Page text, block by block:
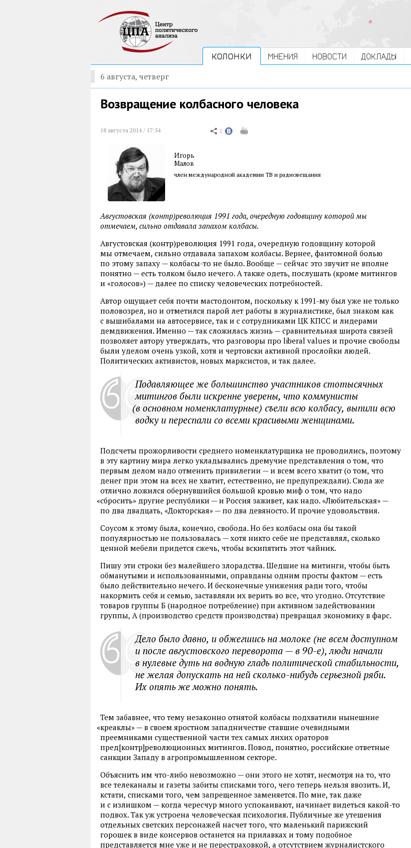
КОЛОНКИ МНЕНИЯ НОВОСТИ ДОКЛАДЫ
6 августа, четверг
Возвращение колбасного человека
18 августа 2014 / 17:54
Игорь
Малов
член международной академии ТВ и радиовещания
Августовская (контр)революция 1991 года, очередную годовщину которой мы
отмечаем, сильно отдавала запахом колбасы.
Августовская (контр)революция 1991 года, очередную годовщину которой
мы отмечаем, сильно отдавала запахом колбасы. Вернее, фантомной болью
по этому запаху — колбасы-то не было. Вообще — сейчас это звучит не вполне
понятно — есть толком было нечего. А также одеть, послушать (кроме митингов
и «голосов») — далее по списку человеческих потребностей.
Автор ощущает себя почти мастодонтом, поскольку к 1991-му был уже не только
половозрел, но и отметился парой лет работы в журналистике, был знаком как
с вышибалами на автосервисе, так и с сотрудниками ЦК КПСС и лидерами
демдвижения. Именно — так сложилась жизнь — сравнительная широта связей
позволяет автору утверждать, что разговоры про liberal values и прочие свободы
были уделом очень узкой, хотя и чертовски активной прослойки людей.
Политических активистов, новых марксистов, и так далее.
Подавляющее же большинство участников стотысячных
митингов были искренне уверены, что коммунисты
(в основном номенклатурные) съели всю колбасу, выпили всю
водку и переспали со всеми красивыми женщинами.
Подсчеты прожорливости среднего номенклатурщика не проводились, поэтому
в эту картину мира легко укладывались дремучие представления о том, что
первым делом надо отменить привилегии — и всем всего хватит (о том, что
денег при этом на всех не хватит, естественно, не предупреждали). Сюда же
отлично ложился обернувшийся большой кровью миф о том, что надо
«сбросить» другие республики — и Россия заживет, как надо. «Любительская» —
по два двадцать, «Докторская» — по два девяносто. И прочие удовольствия.
Соусом к этому была, конечно, свобода. Но без колбасы она бы такой
популярностью не пользовалась — хотя никто себе не представлял, сколько
ценной мебели придется сжечь, чтобы вскипятить этот чайник.
Пишу эти строки без малейшего злорадства. Шедшие на митинги, чтобы быть
обманутыми и использованными, оправданы одним просты фактом — есть
было действительно нечего. И бесконечные унижения ради того, чтобы
накормить себя и семью, заставляли их верить во все, что угодно. Отсутствие
товаров группы Б (народное потребление) при активном задействовании
группы, А (производство средств производства) превращал экономику в фарс.
Дело было давно, и обжегшись на молоке (не всем доступном
и после августовского переворота — в 90-е), люди начали
в нулевые дуть на водную гладь политической стабильности,
не желая допускать на ней сколько-нибудь серьезной ряби.
Их опять же можно понять.
Тем забавнее, что тему незаконно отнятой колбасы подхватили нынешние
«креаклы» — в своем яростном западничестве ставшие очевидными
преемниками существенной части тех самых лихих ораторов
пред[контр]революционных митингов. Повод, понятно, российские ответные
санкции Западу в агропромышленном секторе.
Объяснить им что-либо невозможно — они этого не хотят, несмотря на то, что
все телеканалы и газеты забиты списками того, чего теперь нельзя ввозить. И,
кстати, списками того, чем запрещенное заменяется. По мне, так даже
и с излишком — когда чересчур много успокаивают, начинает видеться какой-то
подвох. Так уж устроена человеческая психология. Публичные же утешения
отдельных светских персонажей насчет того, что маленький парижский
горошек в виде консервов останется на прилавках и тому подобное
представляется мне уже и не перестраховкой, а отсутствием журналистского